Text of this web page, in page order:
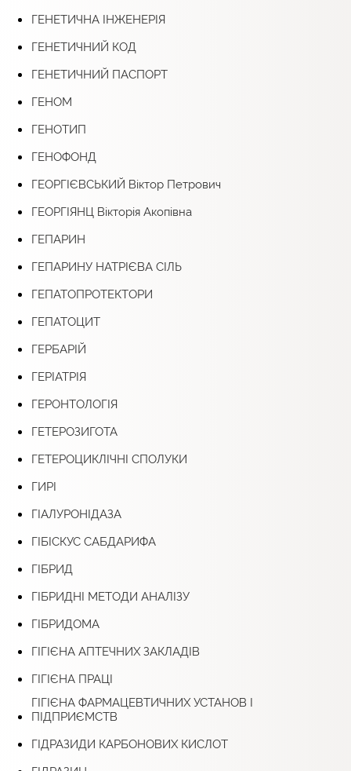
ГЕНЕТИЧНА ІНЖЕНЕРІЯ
ГЕНЕТИЧНИЙ КОД
ГЕНЕТИЧНИЙ ПАСПОРТ
ГЕНОМ
ГЕНОТИП
ГЕНОФОНД
ГЕОРГІЄВСЬКИЙ Віктор Петрович
ГЕОРГІЯНЦ Вікторія Акопівна
ГЕПАРИН
ГЕПАРИНУ НАТРІЄВА СІЛЬ
ГЕПАТОПРОТЕКТОРИ
ГЕПАТОЦИТ
ГЕРБАРІЙ
ГЕРІАТРІЯ
ГЕРОНТОЛОГІЯ
ГЕТЕРОЗИГОТА
ГЕТЕРОЦИКЛІЧНІ СПОЛУКИ
ГИРІ
ГІАЛУРОНІДАЗА
ГІБІСКУС САБДАРИФА
ГІБРИД
ГІБРИДНІ МЕТОДИ АНАЛІЗУ
ГІБРИДОМА
ГІГІЄНА АПТЕЧНИХ ЗАКЛАДІВ
ГІГІЄНА ПРАЦІ
ГІГІЄНА ФАРМАЦЕВТИЧНИХ УСТАНОВ І
ПІДПРИЄМСТВ
ГІДРАЗИДИ КАРБОНОВИХ КИСЛОТ